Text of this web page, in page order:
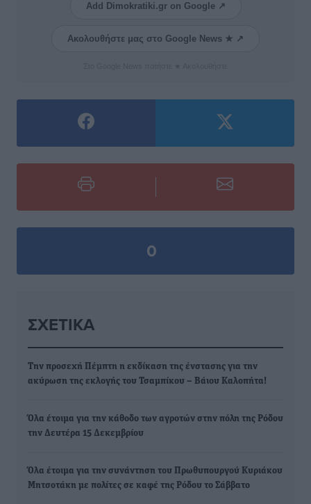
Add Dimokratiki.gr on Google ↗
Ακολουθήστε μας στο Google News ★ ↗
0
ΣΧΕΤΙΚΆ
Την προσεχή Πέμπτη η εκδίκαση της ένστασης για την
ακύρωση της εκλογής του Τσαμπίκου – Βάιου Καλοπήτα!
Όλα έτοιμα για την κάθοδο των αγροτών στην πόλη της Ρόδου
την Δευτέρα 15 Δεκεμβρίου
Όλα έτοιμα για την συνάντηση του Πρωθυπουργού Κυριάκου
Μητσοτάκη με πολίτες σε καφέ της Ρόδου το Σάββατο